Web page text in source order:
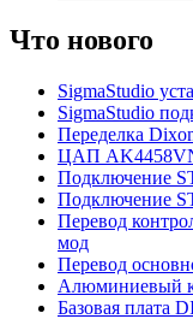
Что нового
SigmaStudio
SigmaStudio
Переделка
ЦАП
Подключение
Подключение
Перевод
мод
Перевод
Алюминиевый
Базовая плата